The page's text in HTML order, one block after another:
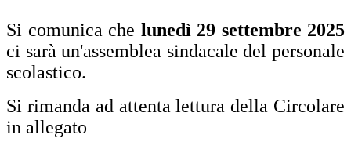
Si comunica che lunedì 29 settembre 2025
ci sarà un'assemblea sindacale del personale
scolastico.
Si rimanda ad attenta lettura della Circolare
in allegato